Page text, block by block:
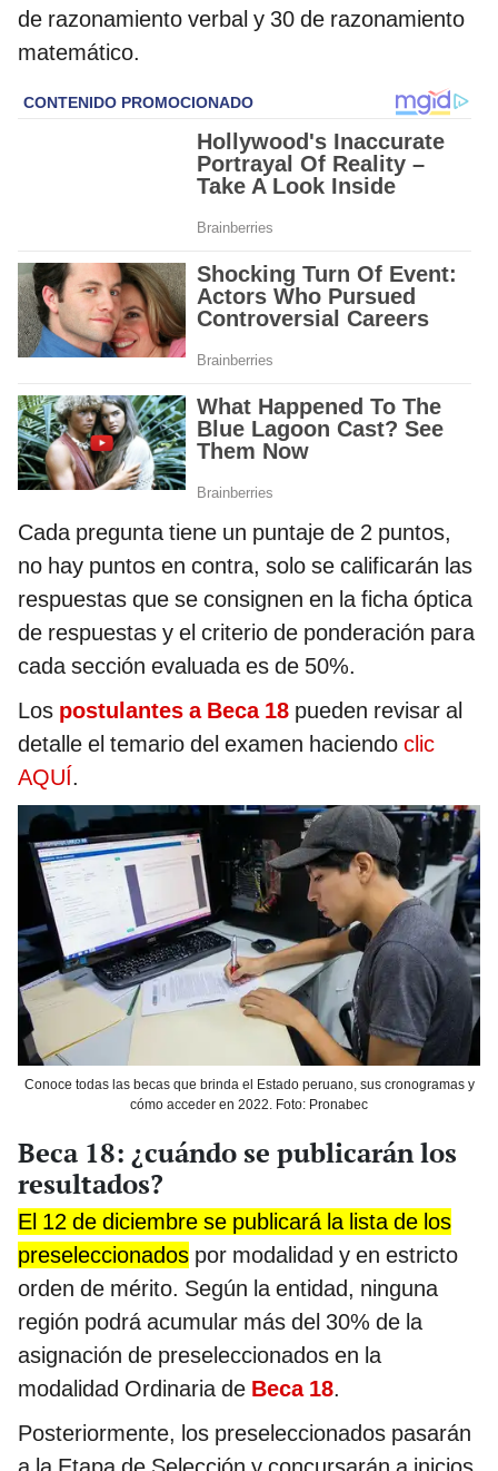
de razonamiento verbal y 30 de razonamiento
matemático.
Cada pregunta tiene un puntaje de 2 puntos,
no hay puntos en contra, solo se calificarán las
respuestas que se consignen en la ficha óptica
de respuestas y el criterio de ponderación para
cada sección evaluada es de 50%.
Los postulantes a Beca 18 pueden revisar al
detalle el temario del examen haciendo clic
AQUÍ.
Conoce todas las becas que brinda el Estado peruano, sus cronogramas y
cómo acceder en 2022. Foto: Pronabec
Beca 18: ¿cuándo se publicarán los
resultados?
El 12 de diciembre se publicará la lista de los
preseleccionados por modalidad y en estricto
orden de mérito. Según la entidad, ninguna
región podrá acumular más del 30% de la
asignación de preseleccionados en la
modalidad Ordinaria de Beca 18.
Posteriormente, los preseleccionados pasarán